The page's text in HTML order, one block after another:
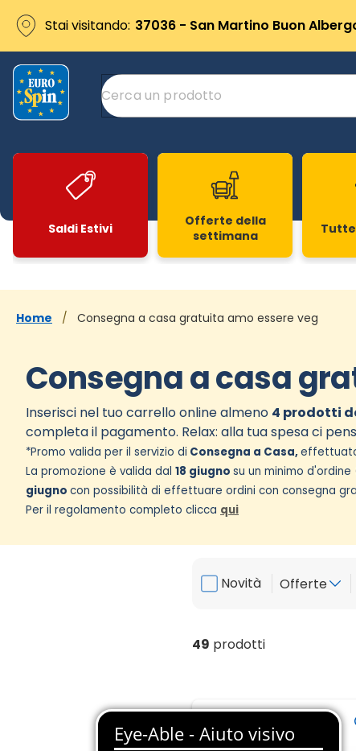
Stai visitando: 37036 - San Martino Buon
Saldi Estivi
Offerte della
settimana
Home / Consegna a casa gratuita amo essere veg
Consegna a casa
Inserisci nel tuo carrello online almeno 4 prodotti
completa il pagamento. Relax: alla tua spesa ci
*Promo valida per il servizio di Consegna a Casa,
La promozione è valida dal 18 giugno su un minimo
giugno con possibilità di effettuare ordini con consegna
Per il regolamento completo clicca qui
Novità Offerte
49 prodotti